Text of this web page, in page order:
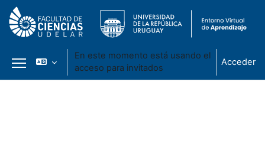
Panel lateral
En este momento está usando el
acceso para invitados
Acceder